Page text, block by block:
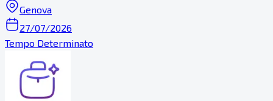
Genova
27/07/2026
Tempo Determinato